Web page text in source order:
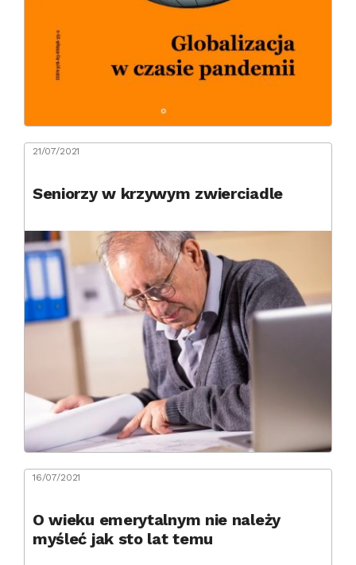
21/07/2021
Seniorzy w krzywym zwierciadle
16/07/2021
O wieku emerytalnym nie należy
myśleć jak sto lat temu